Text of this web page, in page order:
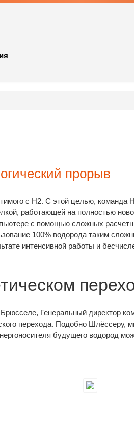
прорыв
с H2. С этой целью,
работающей на полностью
с помощью сложных
100% водорода таким
интенсивной работы и
Генеральный
перехода. Подобно Шлёссеру,
будущего водород